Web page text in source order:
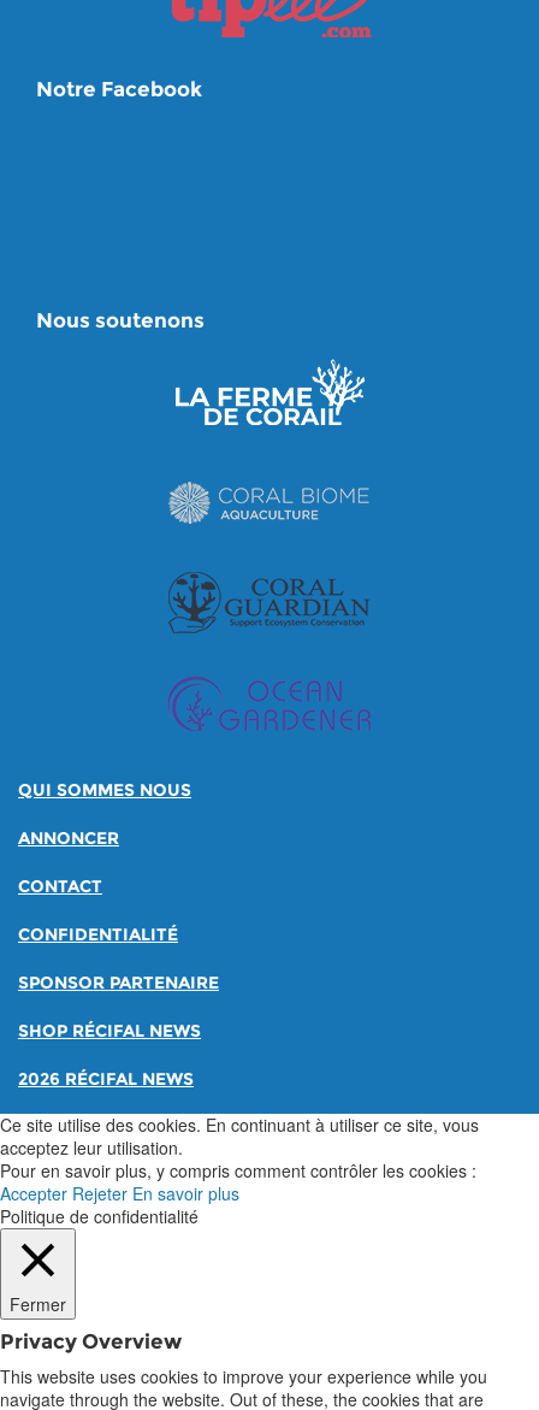
Notre Facebook
Nous soutenons
QUI SOMMES NOUS
ANNONCER
CONTACT
CONFIDENTIALITÉ
SPONSOR PARTENAIRE
SHOP RÉCIFAL NEWS
2026 RÉCIFAL NEWS
Ce site utilise des cookies. En continuant à utiliser ce site, vous
acceptez leur utilisation.
Pour en savoir plus, y compris comment contrôler les cookies :
Accepter Rejeter En savoir plus
Politique de confidentialité
Fermer
Privacy Overview
This website uses cookies to improve your experience while you
navigate through the website. Out of these, the cookies that are